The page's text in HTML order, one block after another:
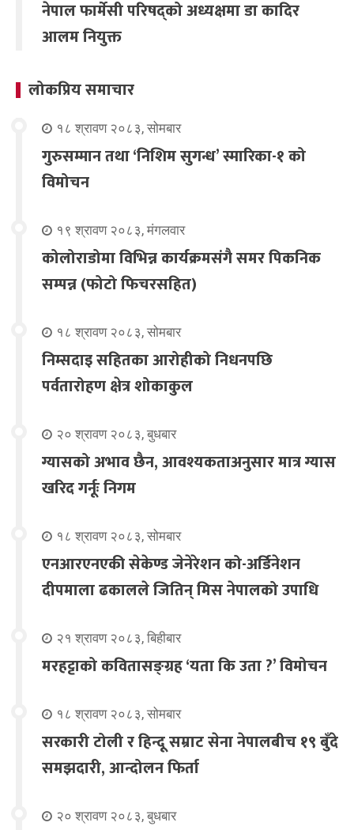
नेपाल फार्मेसी परिषद्को अध्यक्षमा डा कादिर
आलम नियुक्त
लोकप्रिय समाचार
१८ श्रावण २०८३, सोमबार
गुरुसम्मान तथा ‘निशिम सुगन्ध’ स्मारिका-१ को
विमोचन
१९ श्रावण २०८३, मंगलवार
कोलोराडोमा विभिन्न कार्यक्रमसंगै समर पिकनिक
सम्पन्न (फोटो फिचरसहित)
१८ श्रावण २०८३, सोमबार
निम्सदाइ सहितका आरोहीको निधनपछि
पर्वतारोहण क्षेत्र शोकाकुल
२० श्रावण २०८३, बुधबार
ग्यासको अभाव छैन, आवश्यकताअनुसार मात्र ग्यास
खरिद गर्नूः निगम
१८ श्रावण २०८३, सोमबार
एनआरएनएकी सेकेण्ड जेनेरेशन को-अर्डिनेशन
दीपमाला ढकालले जितिन् मिस नेपालको उपाधि
२१ श्रावण २०८३, बिहीबार
मरहट्टाको कवितासङ्ग्रह ‘यता कि उता ?’ विमोचन
१८ श्रावण २०८३, सोमबार
सरकारी टोली र हिन्दू सम्राट सेना नेपालबीच १९ बुँदे
समझदारी, आन्दोलन फिर्ता
२० श्रावण २०८३, बुधबार